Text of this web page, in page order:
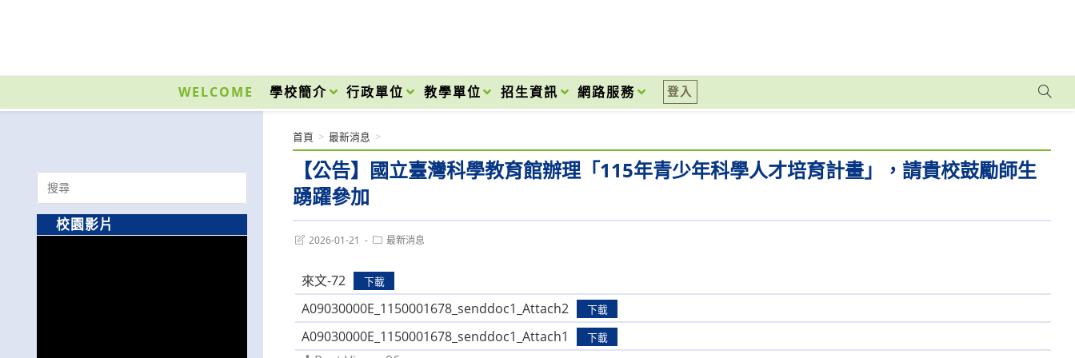
內
WELCOME 學校簡介 行政單位 教學單位 招生資訊 網路服務 登入
【公告】國立臺灣科學教育館辦理「115年青少年科學人才培育計畫」，請貴校鼓勵師生
踴躍參加
首頁 > 最新消息 >
Post2026-01-21
Post最新消息
來文-72 下載
A09030000E_1150001678_senddoc1_Attach2 下載
A09030000E_1150001678_senddoc1_Attach1 下載
Search
for:
校園影片